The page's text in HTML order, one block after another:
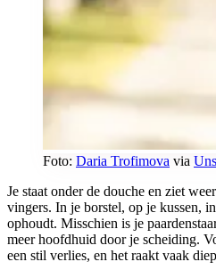
Foto: Daria Trofimova via
Je staat onder de douche en ziet
vingers. In je borstel, op je kussen,
ophoudt. Misschien is je
meer hoofdhuid door je scheiding.
een stil verlies, en het raakt vaak